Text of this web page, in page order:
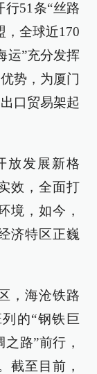
51条“丝路
，全球近170
运”充分发挥
势，为厦门
口贸易架起
放发展新格
效，全面打
境，如今，
济特区正巍
，海沧铁路
的“钢铁巨
路”前行，
至目前，